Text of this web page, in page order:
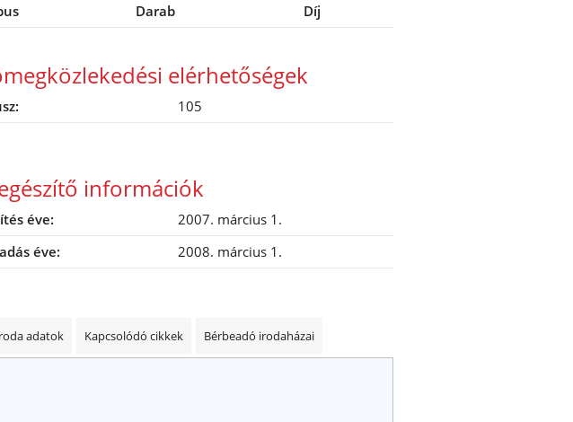
Darab Díj
elérhetőségek
105
információk
éve:
2007. március 1.
éve:
2008. március 1.
adatok Kapcsolódó cikkek Bérbeadó irodaházai